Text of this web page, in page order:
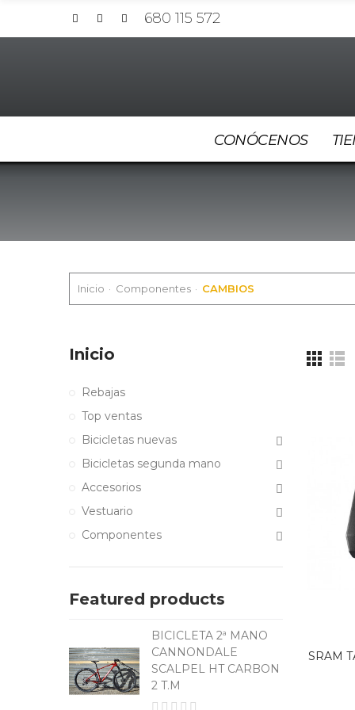
680 115 572
CONÓCENOS
Inicio Componentes CAMBIOS
SRAM
Inicio
Rebajas
Top ventas
Bicicletas nuevas
Bicicletas segunda mano
Accesorios
Vestuario
Componentes
Featured products
BICICLETA 2ª MANO
CANNONDALE
SCALPEL HT CARBON
2 T.M